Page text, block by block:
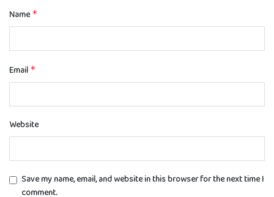
Name*
Email *
Website
Save my name, email, and website in this browser for the next time I
comment.